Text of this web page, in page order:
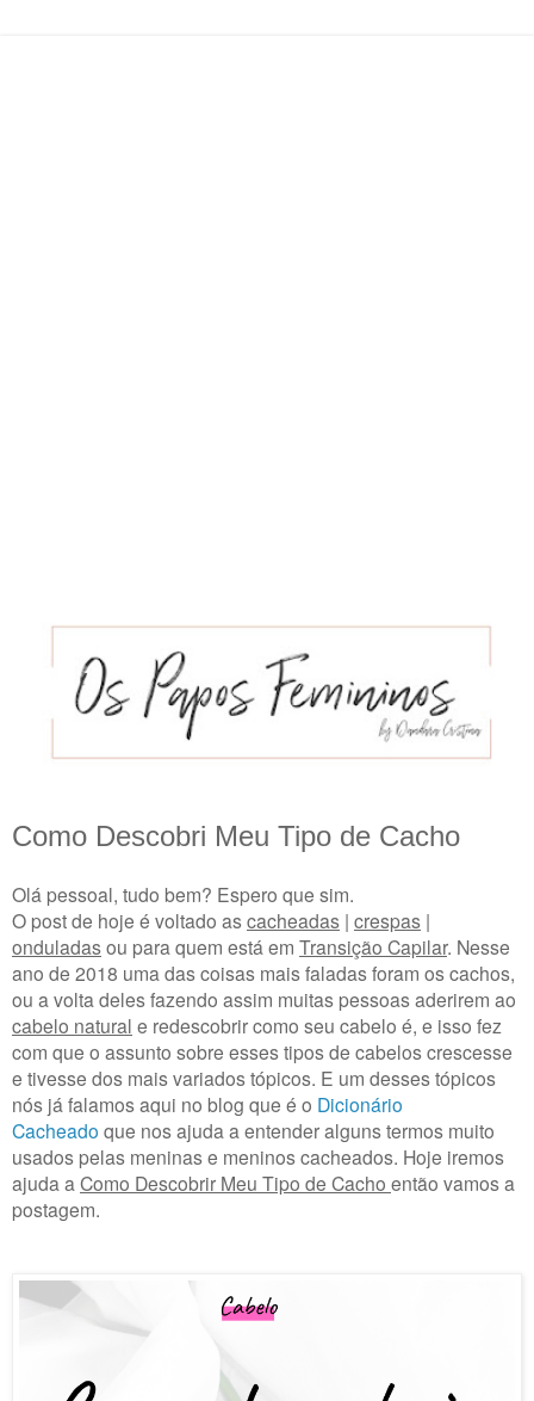
Como Descobri Meu Tipo de Cacho
Olá pessoal, tudo bem? Espero que sim.
O post de hoje é voltado ascacheadas | crespas |
onduladasou para quem está em Transição Capilar. Nesse
ano de 2018 uma das coisas mais faladas foram os cachos,
ou a volta deles fazendo assim muitas pessoas aderirem ao
cabelo natural e redescobrir como seu cabelo é, e isso fez
com que o assunto sobre esses tipos de cabelos crescesse
e tivesse dos mais variados tópicos. E um desses tópicos
nós já falamos aqui no blog que é o Dicionário
Cacheado que nos ajuda a entender alguns termos muito
usados pelas meninas e meninos cacheados. Hoje iremos
ajuda a Como Descobrir Meu Tipo de Cacho então vamos a
postagem.